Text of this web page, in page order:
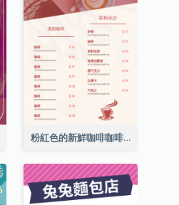
粉紅色的新鮮咖啡咖啡館照片簡單菜單